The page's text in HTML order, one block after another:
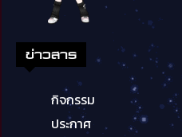
ข่าวสาร
กิจกรรม
ประกาศ